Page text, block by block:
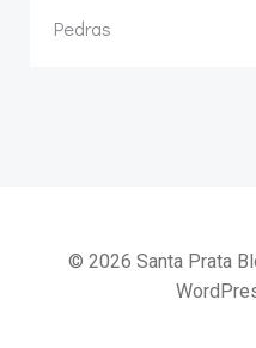
Pedras
© 2026 Santa Prata